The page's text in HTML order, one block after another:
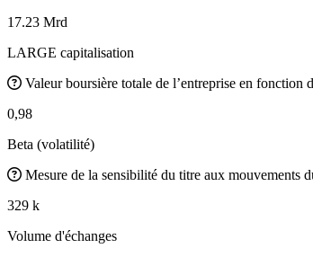
17.23 Mrd
LARGE capitalisation
Valeur boursière totale de l’entreprise en fonction
0,98
Beta (volatilité)
Mesure de la sensibilité du titre aux mouvements
329 k
Volume d'échanges